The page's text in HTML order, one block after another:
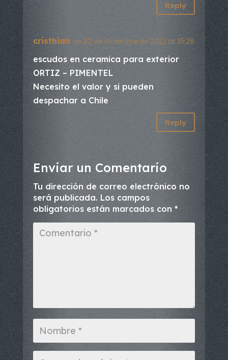
Reply
cristhian on 20 de diciembre de 2021 at 15:28
escudos en ceramica para exterior
ORTIZ – PIMENTEL
Necesito el valor y si pueden
despachar a Chile
Reply
Enviar un Comentario
Tu dirección de correo electrónico no
será publicada. Los campos
obligatorios están marcados con *